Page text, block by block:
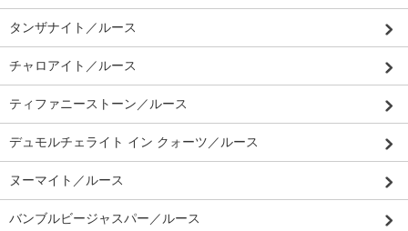
タンザナイト／ルース
チャロアイト／ルース
ティファニーストーン／ルース
デュモルチェライト イン クォーツ／ルース
ヌーマイト／ルース
バンブルビージャスパー／ルース